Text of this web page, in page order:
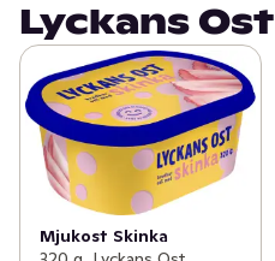
Lyckans Ost
Mjukost Skinka